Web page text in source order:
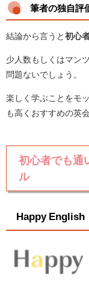
筆者の独自評
結論から言うと 初心
少人数もしくはマン
問題ないでしょう。
楽しく学ぶことをモ
も高くおすすめの英
初心者でも通
ル
Happy English